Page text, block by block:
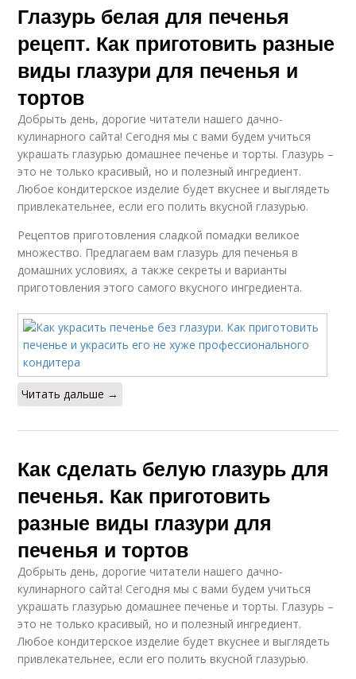
Глазурь белая для печенья
рецепт. Как приготовить разные
виды глазури для печенья и
тортов
Добрыть день, дорогие читатели нашего дачно-
кулинарного сайта! Сегодня мы с вами будем учиться
украшать глазурью домашнее печенье и торты. Глазурь –
это не только красивый, но и полезный ингредиент.
Любое кондитерское изделие будет вкуснее и выглядеть
привлекательнее, если его полить вкусной глазурью.
Рецептов приготовления сладкой помадки великое
множество. Предлагаем вам глазурь для печенья в
домашних условиях, а также секреты и варианты
приготовления этого самого вкусного ингредиента.
Читать дальше →
Как сделать белую глазурь для
печенья. Как приготовить
разные виды глазури для
печенья и тортов
Добрыть день, дорогие читатели нашего дачно-
кулинарного сайта! Сегодня мы с вами будем учиться
украшать глазурью домашнее печенье и торты. Глазурь –
это не только красивый, но и полезный ингредиент.
Любое кондитерское изделие будет вкуснее и выглядеть
привлекательнее, если его полить вкусной глазурью.